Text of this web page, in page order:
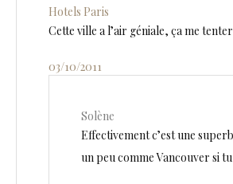
Hotels Paris
Cette ville a l’air géniale, ça me
03/10/2011
Solène
Effectivement c’est une
un peu comme Vancouver si